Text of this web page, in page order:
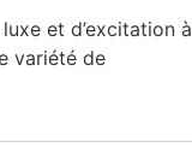
et d’excitation à
variété de